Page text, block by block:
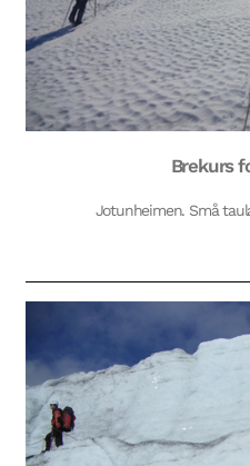
Brekurs
Jotunheimen. Små